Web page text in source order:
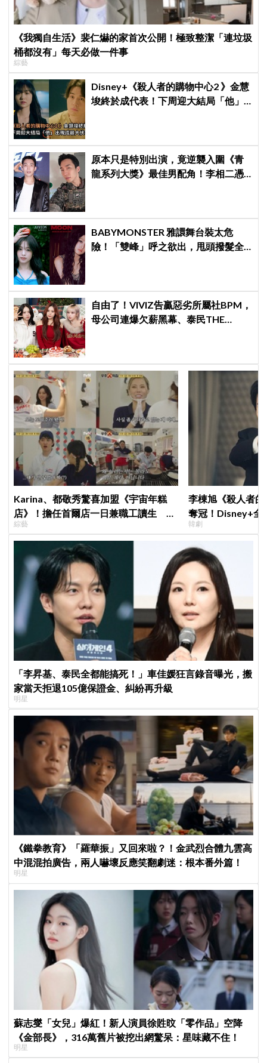
《我獨自生活》裴仁爀的家首次公開！極致整潔「連垃圾
桶都沒有」每天必做一件事
綜藝
Disney+《殺人者的購物中心2 》金慧
埈終於成代表！下周迎大結局「他」
原本只是特別出演，竟逆襲入圍《青
龍系列大獎》最佳男配角！李相二憑
BABYMONSTER 雅譞舞台裝太危
險！「雙峰」呼之欲出，甩頭撥髮全
自由了！VIVIZ告贏惡劣所屬社BPM，
母公司連爆欠薪黑幕、泰民THE
Karina、都敬秀驚喜加盟《宇宙年糕
店》！擔任首爾店一日兼職工讀生 李
泳知一句話意外成真
綜藝
李棟旭《殺人者
奪冠！Disney+全
紀錄
韓劇
「李昇基、泰民全都能搞死！」車佳媛狂言錄音曝光，搬
家當天拒退105億保證金、糾紛再升級
明星
《鐵拳教育》「羅華振」又回來啦？！金武烈合體九雲高
中混混拍廣告，兩人嚇壞反應笑翻劇迷：根本番外篇！
明星
蘇志燮「女兒」爆紅！新人演員徐貹旼「零作品」空降
《金部長》，316萬舊片被挖出網驚呆：星味藏不住！
明星